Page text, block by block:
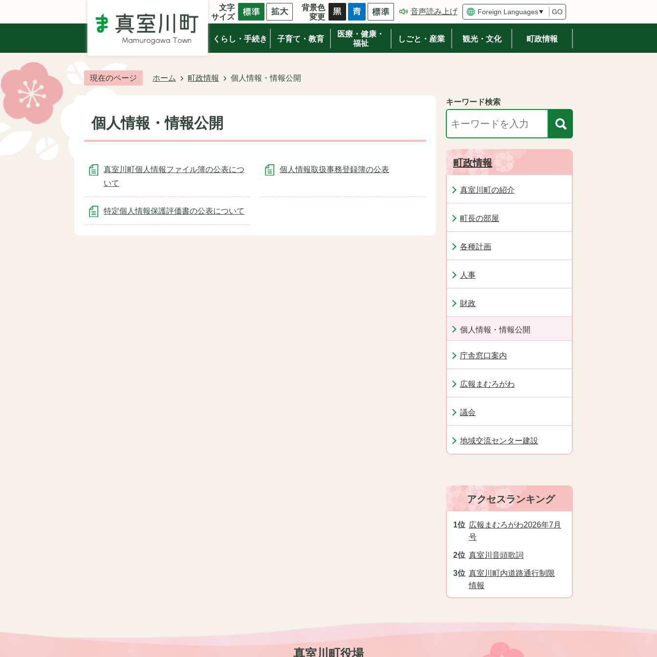
文字
サイズ
背景色
変更
音声読み上げ GO
くらし・手続き 子育て・教育
医療・健康・
福祉
しごと・産業 観光・文化 町政情報
現在のページ ホーム 町政情報 個人情報・情報公開
個人情報・情報公開
真室川町個人情報ファイル簿の公表につ
いて
個人情報取扱事務登録簿の公表
特定個人情報保護評価書の公表について
キーワード検索
町政情報
真室川町の紹介
町長の部屋
各種計画
人事
財政
個人情報・情報公開
庁舎窓口案内
広報まむろがわ
議会
地域交流センター建設
アクセスランキング
広報まむろがわ2026年7月
号
真室川音頭歌詞
真室川町内道路通行制限
情報
真室川町役場